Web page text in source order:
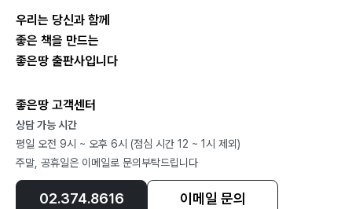
064 나만의 유토피아
065 구석
066 대상이와 대박이
072 인생이란
073 나의 묘비명
우리는 당신과 함께
좋은 책을 만드는
좋은땅 출판사입니다
좋은땅 고객센터
상담 가능 시간
평일 오전 9시 ~ 오후 6시 (점심 시간 12 ~ 1시 제외)
주말, 공휴일은 이메일로 문의부탁드립니다
02.374.8616 이메일 문의